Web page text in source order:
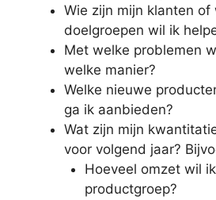
Wie zijn mijn klanten of
doelgroepen wil ik
Met welke problemen
welke manier?
Welke nieuwe
ga ik aanbieden?
Wat zijn mijn
voor volgend jaar?
Hoeveel omzet wil
productgroep?